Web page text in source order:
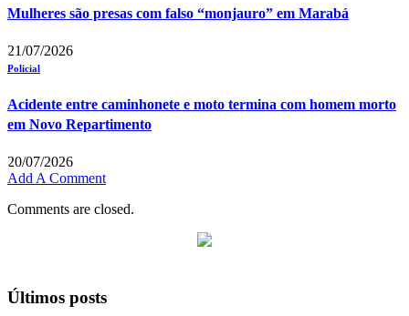
Mulheres são presas com falso “monjauro” em Marabá
21/07/2026
Policial
Acidente entre caminhonete e moto termina com homem morto
em Novo Repartimento
20/07/2026
Add A Comment
Comments are closed.
Últimos posts